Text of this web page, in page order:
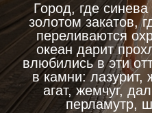
Город, где синева
золотом закатов,
переливаются
океан дарит
влюбились в эти
в камни: лазурит,
агат, жемчуг,
перламутр,